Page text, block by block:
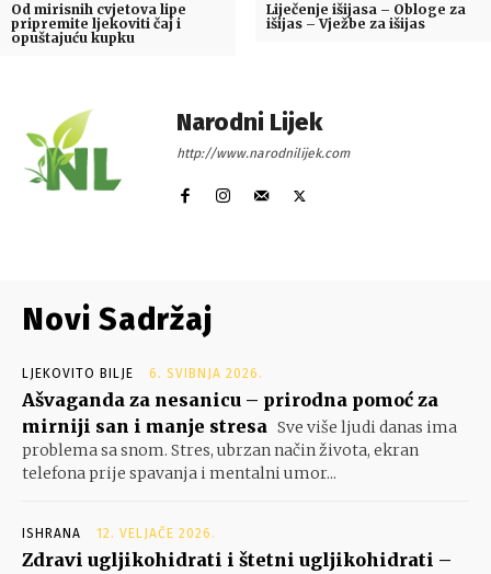
Od mirisnih cvjetova lipe
pripremite ljekoviti čaj i
opuštajuću kupku
Liječenje išijasa – Obloge za
išijas – Vježbe za išijas
Narodni Lijek
http://www.narodnilijek.com
Novi Sadržaj
LJEKOVITO BILJE 6. SVIBNJA 2026.
Ašvaganda za nesanicu – prirodna pomoć za
mirniji san i manje stresa Sve više ljudi danas ima
problema sa snom. Stres, ubrzan način života, ekran
telefona prije spavanja i mentalni umor...
ISHRANA 12. VELJAČE 2026.
Zdravi ugljikohidrati i štetni ugljikohidrati –